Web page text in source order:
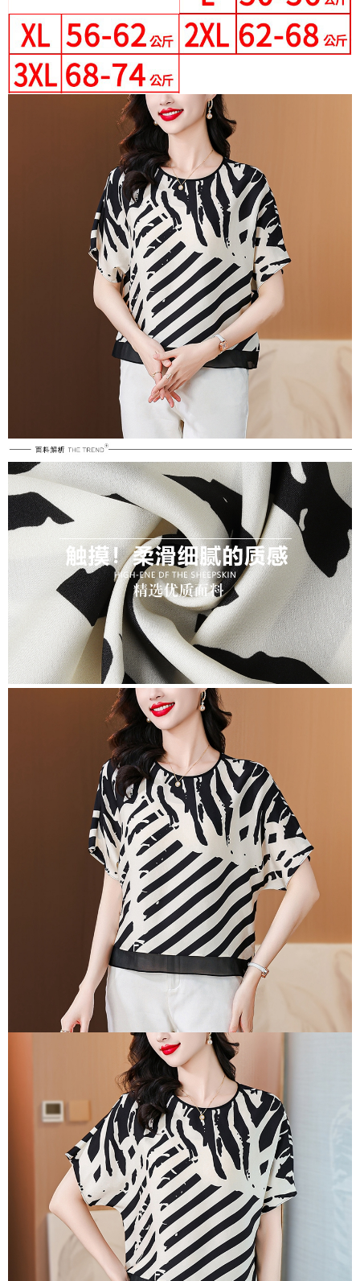
1.本服務係由「台灣大哥大股份有限公司」（以下簡稱本公司）所提供，讓
用戶於交易時，得透過本服務購買商品或服務，並由商店將買賣／分期付款
買賣價金債權讓與本公司後，依約使用本公司帳單繳交帳款。
2.基於同意付款使用「大哥付你分期」之契約關係目的，商店將以您的個人
資料（包含姓名、電話或地址）提供予台灣大哥大進項蒐集、處理及利用，
由本公司與您本人進行分期帳單所需資料之確認、核對及更正。
3.完整用戶服務條款，請詳閱以下連結：
https://oppay.tw/userRule
ATM／網路銀行／等多元方式進行付款，方視為交易完成。
※ 請注意：結帳手續完成當下不需立刻繳費，但若您需要取消訂單，請聯絡
購買商品的店家。未經商家同意取消之訂單仍視為有效，需透過AFTEE先享
後付繳納相關費用。
※ 交易是否成功請以「AFTEE先享後付 」之結帳頁面顯示為準，若有關於
是否繳費成功／繳費後需取消欲退款等相關疑問，請聯繫「AFTEE先享後付
客戶支援中心」https://netprotections.freshdesk.com/support/home
１．透過由恩沛科技股份有限公司提供之「AFTEE先享後付」服務完成之交
易，需依本服務之必要範圍內提供個人資料，並將交易相關給付款項請求債
權轉讓予恩沛科技股份有限公司。
２．關於個人資料處理事宜，請瀏覽以下網址：
https://aftee.tw/terms/#terms3
３．未成年的使用者請事先徵得法定代理人或監護人之同意方可使用
「AFTEE先享後付」，若未經同意申辦者引起之損失，本公司不負相關責
４．使用「AFTEE先享後付」時，將依據個別帳號之用戶狀況，依本公司即
時審查核予不同之上限額度；若仍有額度不足之情形，本公司將視審查結果
請求用戶進行身份認證。
５．嚴禁一人註冊多個帳號或使用他人資訊註冊。若發現惡意使用之情形，
恩沛科技股份有限公司將有權停止該用戶之使用額度並採取法律行動。
付款後全家取貨
每筆NT$80，滿NT$699(含以上)免運費
萊爾富取貨付款
每筆NT$80，滿NT$699(含以上)免運費
每筆NT$80，滿NT$699(含以上)免運費
每筆NT$80，滿NT$699(含以上)免運費
每筆NT$80，滿NT$699(含以上)免運費
每筆NT$70，滿NT$699(含以上)免運費
每筆NT$90，滿NT$699(含以上)免運費
查看運費